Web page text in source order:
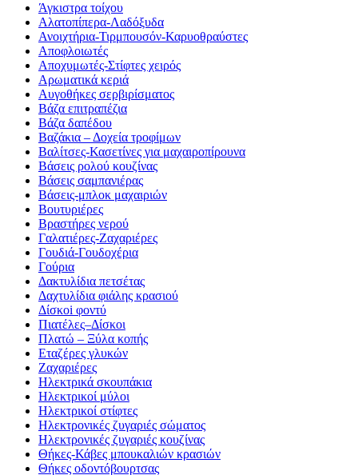
Άγκιστρα τοίχου
Αλατοπίπερα-Λαδόξυδα
Ανοιχτήρια-Τιρμπουσόν-Καρυοθραύστες
Αποφλοιωτές
Αποχυμωτές-Στίφτες χειρός
Αρωματικά κεριά
Αυγοθήκες σερβιρίσματος
Βάζα επιτραπέζια
Βάζα δαπέδου
Βαζάκια – Δοχεία τροφίμων
Βαλίτσες-Κασετίνες για μαχαιροπίρουνα
Βάσεις ρολού κουζίνας
Βάσεις σαμπανιέρας
Βάσεις-μπλοκ μαχαιριών
Βουτυριέρες
Βραστήρες νερού
Γαλατιέρες-Ζαχαριέρες
Γουδιά-Γουδοχέρια
Γούρια
Δακτυλίδια πετσέτας
Δαχτυλίδια φιάλης κρασιού
Δίσκοi φοντύ
Πιατέλες–Δίσκοι
Πλατώ – Ξύλα κοπής
Εταζέρες γλυκών
Ζαχαριέρες
Ηλεκτρικά σκουπάκια
Ηλεκτρικοί μύλοι
Ηλεκτρικοί στίφτες
Ηλεκτρονικές ζυγαριές σώματος
Ηλεκτρονικές ζυγαριές κουζίνας
Θήκες-Κάβες μπουκαλιών κρασιών
Θήκες οδοντόβουρτσας